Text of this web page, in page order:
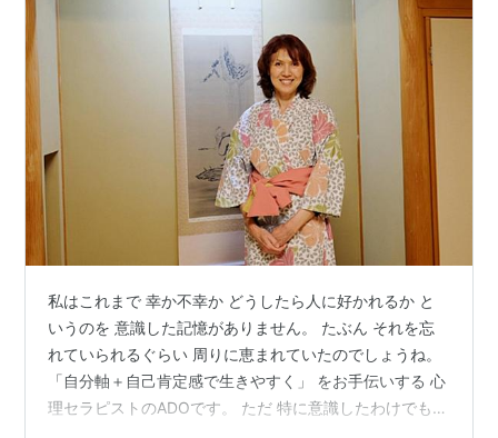
私はこれまで 幸か不幸か どうしたら人に好かれるか と
いうのを 意識した記憶がありません。 たぶん それを忘
れていられるぐらい 周りに恵まれていたのでしょうね。
「自分軸＋自己肯定感で生きやすく」 をお手伝いする 心
理セラピストのADOです。 ただ 特に意識したわけでもな